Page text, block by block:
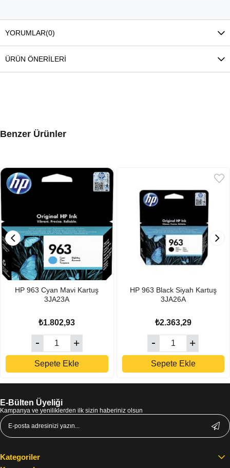
YORUMLAR(0)
ÜRÜN ÖNERILERI
Benzer Ürünler
HP 963 Cyan Mavi Kartuş
3JA23A
₺1.802,93
Sepete Ekle
HP 963 Black Siyah Kartuş
3JA26A
₺2.363,29
Sepete Ekle
E-Bülten Üyeliği
Kampanya ve yeniliklerden ilk sizin haberiniz olsun
Kategoriler